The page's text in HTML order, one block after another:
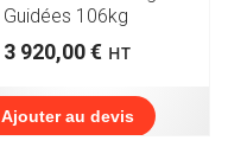
Guidées 106kg
3 920,00€ HT
Ajouter au devis